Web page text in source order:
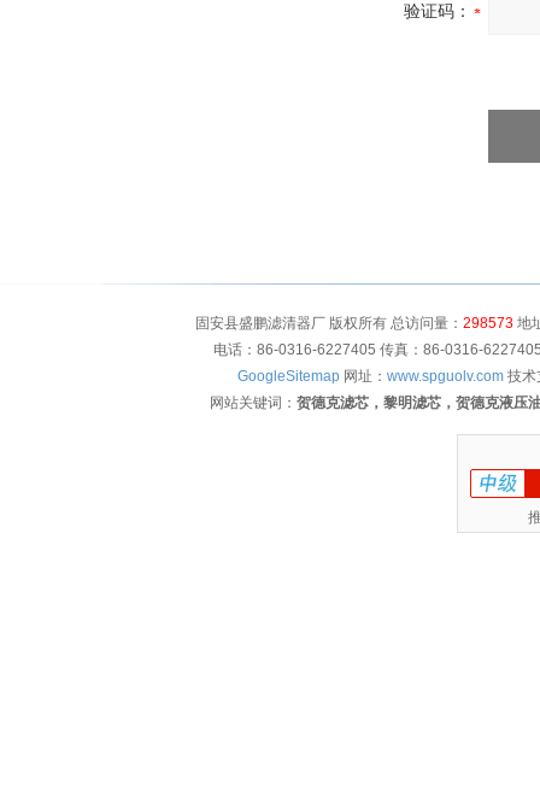
验证码：
固安县盛鹏滤清器厂 版权所有 总访问量： 298573地
电话：86-0316-6227405 传真：86-0316-
GoogleSitemap 网址： www.spguolv.com 技术
网站关键词： 贺德克滤芯，黎明滤芯，贺德克液压